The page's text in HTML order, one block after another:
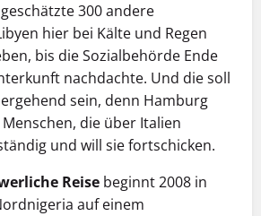
300 andere
hier bei Kälte und Regen
bis die Sozialbehörde Ende
nachdachte. Und die soll
sein, denn Hamburg
die über Italien
und will sie fortschicken.
Reise beginnt 2008 in
auf einem